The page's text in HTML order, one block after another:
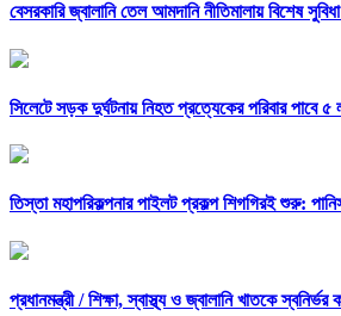
বেসরকারি জ্বালানি তেল আমদানি নীতিমালায় বিশেষ
সিলেটে সড়ক দুর্ঘটনায় নিহত প্রত্যেকের পরিবার পাবে ৫
তিস্তা মহাপরিকল্পনার পাইলট প্রকল্প শিগগিরই শুরু:
প্রধানমন্ত্রী /শিক্ষা, স্বাস্থ্য ও জ্বালানি খাতকে স্বনির্ভর